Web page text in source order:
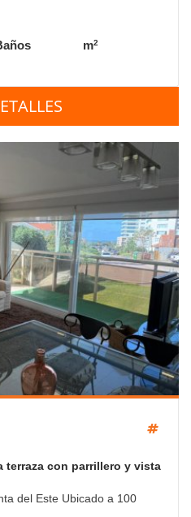
m2
con parrillero y vista
del Este Ubicado a 100